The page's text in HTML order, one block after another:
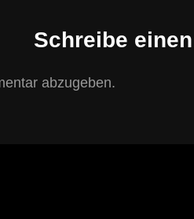
Schreibe
abzugeben.